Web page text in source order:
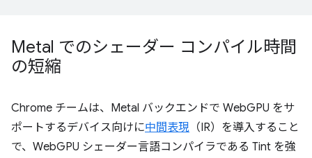
Metal でのシェーダー コンパイル時間
の短縮
Chrome チームは、Metal バックエンドで WebGPU をサ
ポートするデバイス向けに中間表現 （IR）を導入すること
で、WebGPU シェーダー言語コンパイラである Tint を強